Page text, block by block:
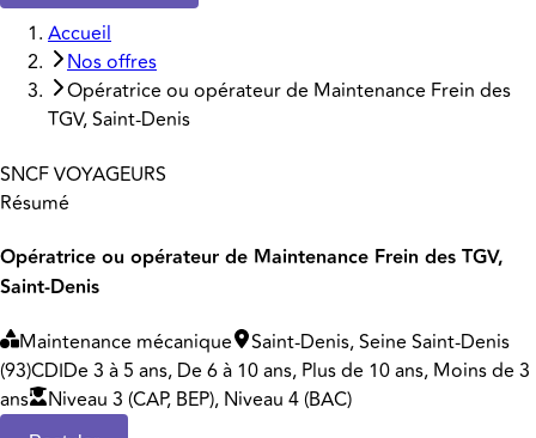
Accueil
Nos offres
Opératrice ou opérateur de Maintenance Frein des
TGV, Saint-Denis
SNCF VOYAGEURS
Résumé
Opératrice ou opérateur de Maintenance Frein des TGV,
Saint-Denis
Maintenance mécanique
Saint-Denis, Seine Saint-Denis
(93)CDIDe 3 à 5 ans, De 6 à 10 ans, Plus de 10 ans, Moins de 3
ans
Niveau 3 (CAP, BEP), Niveau 4 (BAC)